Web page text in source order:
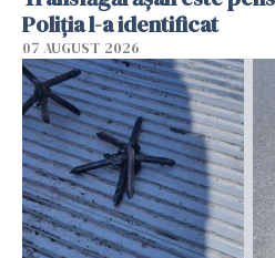
Poliția l-a identificat
07 AUGUST 2026